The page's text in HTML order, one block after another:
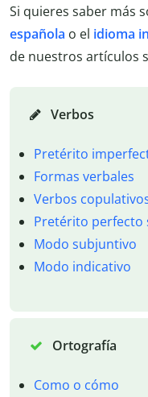
Si quieres saber más
española o el idioma
de nuestros artículos
Verbos
Pretérito
Formas verbales
Verbos
Pretérito perfecto
Modo subjuntivo
Modo indicativo
Ortografía
Como o cómo